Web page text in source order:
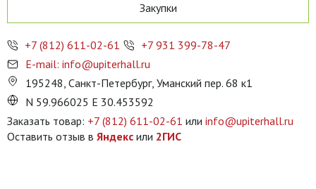
Закупки
+7 (812) 611-02-61
+7 931 399-78-47
E-mail: info@upiterhall.ru
195248, Санкт-Петербург, Уманский пер. 68 к1
N 59.966025 E 30.453592
Заказать товар: +7 (812) 611-02-61 или info@upiterhall.ru
Оставить отзыв в Яндекс или 2ГИС